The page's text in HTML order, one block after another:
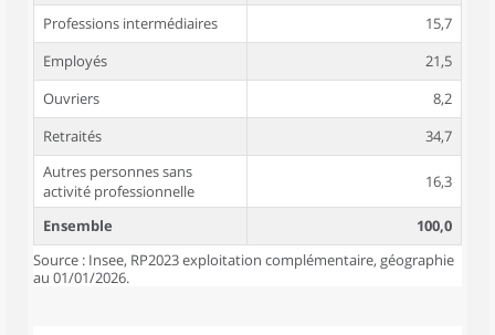
Professions intermédiaires
15,7
Employés
21,5
Ouvriers
8,2
Retraités
34,7
Autres personnes sans
activité professionnelle
16,3
Ensemble
100,0
Source : Insee, RP2023 exploitation complémentaire, géographie
au 01/01/2026.